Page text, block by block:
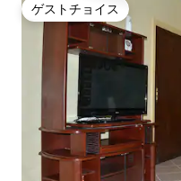
ゲストチョイス
ゲストチョイス